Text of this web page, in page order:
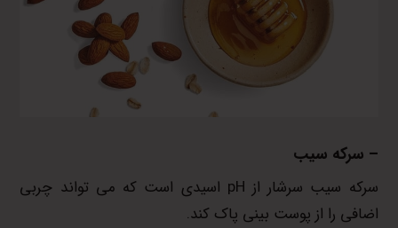
– سرکه سیب
سرکه سیب سرشار از pH اسیدی است که می تواند چربی
اضافی را از پوست بینی پاک کند.